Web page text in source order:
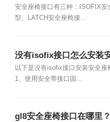
安全座椅接口有三种：ISOFIX安
型、LATCH安全座椅接...
没有isofix接口怎么安装
以下是没有isofix接口安装安全座
1、使用安全带接口固...
gl8安全座椅接口在哪里？